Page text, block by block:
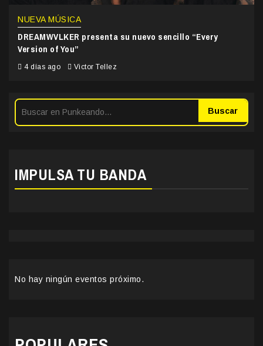
NUEVA MÚSICA
DREAMWVLKER presenta su nuevo sencillo “Every
Version of You”
4 días ago Victor Tellez
Buscar
IMPULSA TU BANDA
No hay ningún eventos próximo.